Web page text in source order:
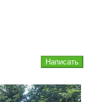
Написать